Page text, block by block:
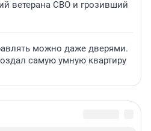
ветерана СВО и грозивший
можно даже дверями.
самую умную квартиру